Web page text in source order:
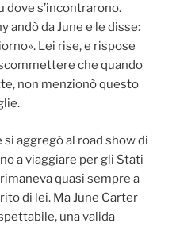
dove s’incontrarono.
andò da June e le disse:
Lei rise, e rispose
scommettere che quando
non menzionò questo
aggregò al road show di
a viaggiare per gli Stati
quasi sempre a
di lei. Ma June Carter
una valida